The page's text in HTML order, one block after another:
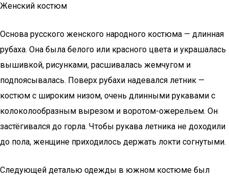
Женский костюм
Основа русского женского народного костюма — длинная
рубаха. Она была белого или красного цвета и украшалась
вышивкой, рисунками, расшивалась жемчугом и
подпоясывалась. Поверх рубахи надевался летник —
костюм с широким низом, очень длинными рукавами с
колоколообразным вырезом и воротом-ожерельем. Он
застёгивался до горла. Чтобы рукава летника не доходили
до пола, женщине приходилось держать локти согнутыми.
Следующей деталью одежды в южном костюме был